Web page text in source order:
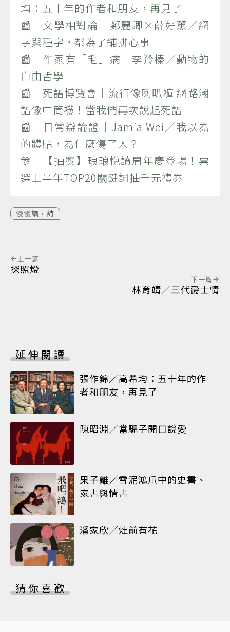
均：五十年的作者和朋友，再見了
📰 文學相對論｜鄭麗卿×薛好薰／網
字與種字，都為了鋪排心事
📰 作家有「毛」病｜李羚榛／動物的
自由哲學
📰 死語博覽會｜流行像喇叭褲 網路潮
語像中筒襪！當我們再次說起死語
📰 日常辯論證｜Jamia Wei／我以為
的體貼，為什麼傷了人？
🎊 【抽獎】琅琅悅讀周年慶登場！票
選上半年TOP20關鍵詞抽千元禮券
慢慢讀，詩
上一篇
探照燈
下一篇
林育靖／三代爵士情
延伸閱讀
張作錦／高希均：五十年的作
者和朋友，再見了
陳昭淵／當騙子開口說愛
果子離／雪泥鴻爪中的史書、
家書與情書
潘家欣／灶前有花
猜你喜歡